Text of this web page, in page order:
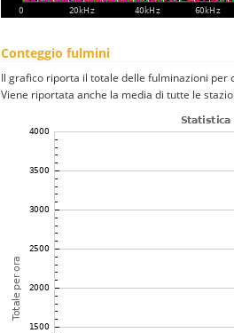
Conteggio fulmini
Il grafico riporta il totale delle fulminazioni
Viene riportata anche la media di tutte le